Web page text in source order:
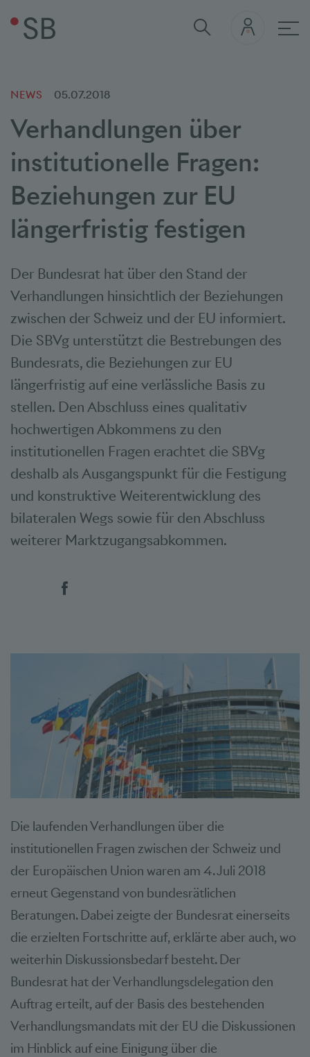
NEWS 05.07.2018
Verhandlungen über
institutionelle Fragen:
Beziehungen zur EU
längerfristig festigen
Der Bundesrat hat über den Stand der
Verhandlungen hinsichtlich der Beziehungen
zwischen der Schweiz und der EU informiert.
Die SBVg unterstützt die Bestrebungen des
Bundesrats, die Beziehungen zur EU
längerfristig auf eine verlässliche Basis zu
stellen. Den Abschluss eines qualitativ
hochwertigen Abkommens zu den
institutionellen Fragen erachtet die SBVg
deshalb als Ausgangspunkt für die Festigung
und konstruktive Weiterentwicklung des
bilateralen Wegs sowie für den Abschluss
weiterer Marktzugangsabkommen.
Social Bookmarks
Die laufenden Verhandlungen über die
institutionellen Fragen zwischen der Schweiz und
der Europäischen Union waren am 4. Juli 2018
erneut Gegenstand von bundesrätlichen
Beratungen. Dabei zeigte der Bundesrat einerseits
die erzielten Fortschritte auf, erklärte aber auch, wo
weiterhin Diskussionsbedarf besteht. Der
Bundesrat hat der Verhandlungsdelegation den
Auftrag erteilt, auf der Basis des bestehenden
Verhandlungsmandats mit der EU die Diskussionen
im Hinblick auf eine Einigung über die